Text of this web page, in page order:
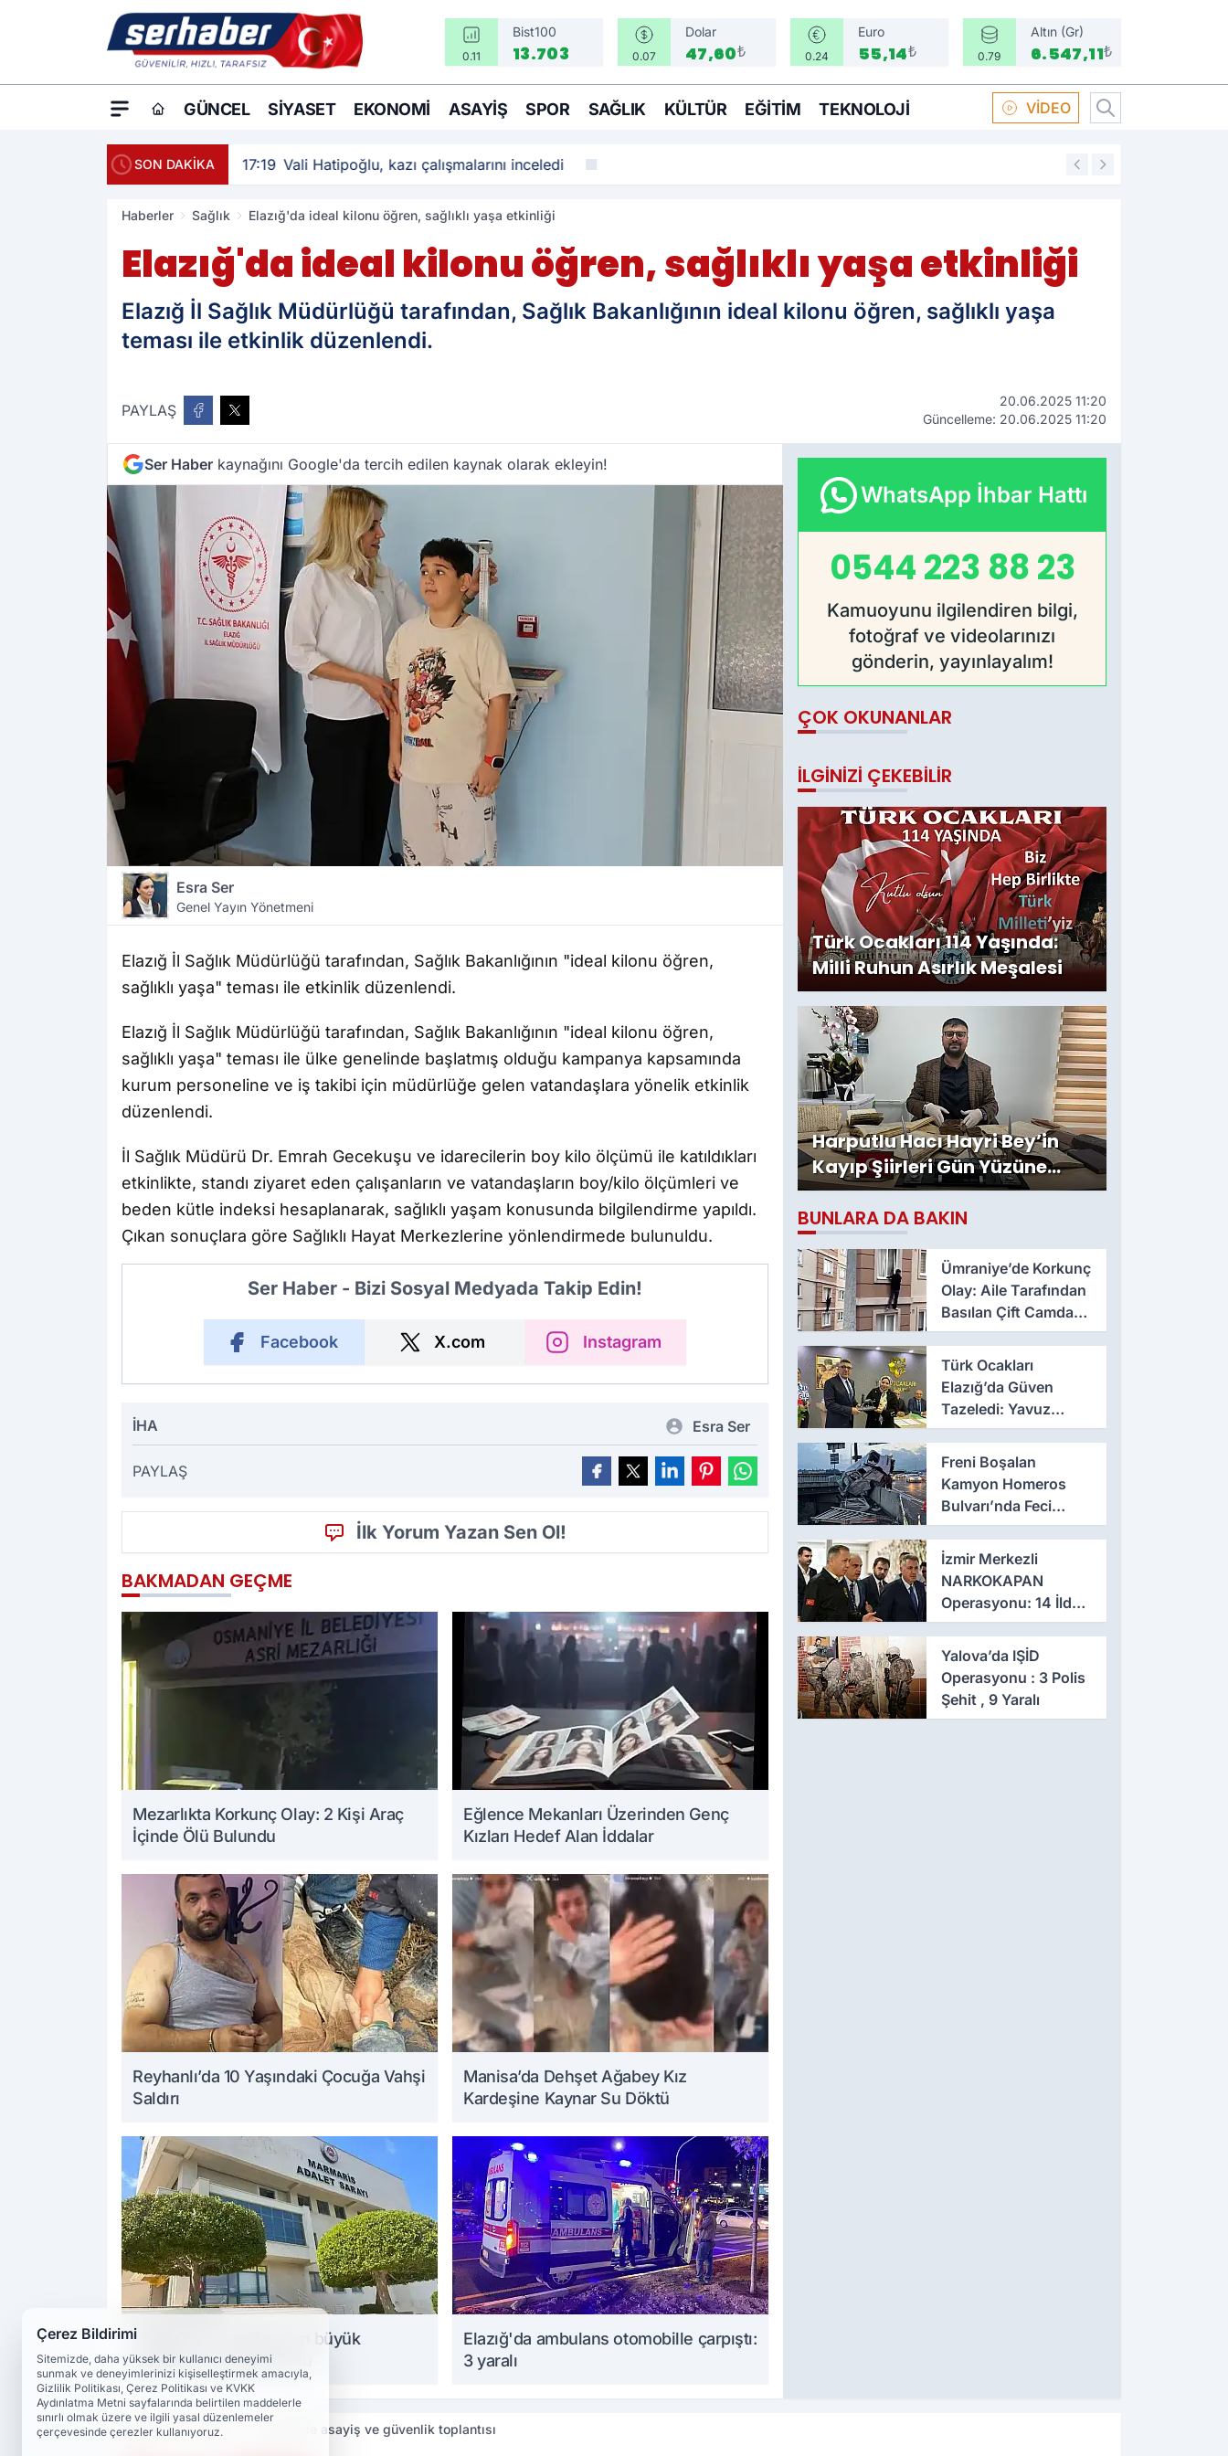
0.11
Bist100
13.703 0.07
Dolar
47,60₺ 0.24
Euro
55,14₺ 0.79
Altın (Gr)
6.547,11₺
GÜNCEL SIYASET EKONOMI ASAYIŞ SPOR SAĞLIK KÜLTÜR EĞITIM TEKNOLOJI VİDEO
SON DAKİKA 17:19 Vali Hatipoğlu, kazı çalışmalarını inceledi 16:58
Haberler Sağlık Elazığ'da ideal kilonu öğren, sağlıklı yaşa etkinliği
Elazığ'da ideal kilonu öğren, sağlıklı yaşa etkinliği
Elazığ İl Sağlık Müdürlüğü tarafından, Sağlık Bakanlığının ideal kilonu öğren, sağlıklı yaşa
teması ile etkinlik düzenlendi.
PAYLAŞ
20.06.2025 11:20
Güncelleme: 20.06.2025 11:20
Ser Haber kaynağını Google'da tercih edilen kaynak olarak ekleyin!
Esra Ser
Genel Yayın Yönetmeni
Elazığ İl Sağlık Müdürlüğü tarafından, Sağlık Bakanlığının "ideal kilonu öğren,
sağlıklı yaşa" teması ile etkinlik düzenlendi.
Elazığ İl Sağlık Müdürlüğü tarafından, Sağlık Bakanlığının "ideal kilonu öğren,
sağlıklı yaşa" teması ile ülke genelinde başlatmış olduğu kampanya kapsamında
kurum personeline ve iş takibi için müdürlüğe gelen vatandaşlara yönelik etkinlik
düzenlendi.
İl Sağlık Müdürü Dr. Emrah Gecekuşu ve idarecilerin boy kilo ölçümü ile katıldıkları
etkinlikte, standı ziyaret eden çalışanların ve vatandaşların boy/kilo ölçümleri ve
beden kütle indeksi hesaplanarak, sağlıklı yaşam konusunda bilgilendirme yapıldı.
Çıkan sonuçlara göre Sağlıklı Hayat Merkezlerine yönlendirmede bulunuldu.
Ser Haber - Bizi Sosyal Medyada Takip Edin!
Facebook X.com Instagram
İHA Esra Ser
PAYLAŞ
İlk Yorum Yazan Sen Ol!
BAKMADAN GEÇME
Mezarlıkta Korkunç Olay: 2 Kişi Araç
İçinde Ölü Bulundu
Eğlence Mekanları Üzerinden Genç
Kızları Hedef Alan İddalar
Reyhanlı’da 10 Yaşındaki Çocuğa Vahşi
Saldırı
Manisa’da Dehşet Ağabey Kız
Kardeşine Kaynar Su Döktü
Muğla’da son yılların en büyük
uyuşturucu operasyonu
Elazığ'da ambulans otomobille çarpıştı:
3 yaralı
WhatsApp İhbar Hattı
0544 223 88 23
Kamuoyunu ilgilendiren bilgi,
fotoğraf ve videolarınızı
gönderin, yayınlayalım!
ÇOK OKUNANLAR
İLGINIZI ÇEKEBILIR
Türk Ocakları 114 Yaşında:
Milli Ruhun Asırlık Meşalesi
Harputlu Hacı Hayri Bey’in
Kayıp Şiirleri Gün Yüzüne
Çıktı
BUNLARA DA BAKIN
Ümraniye’de Korkunç
Olay: Aile Tarafından
Basılan Çift Camdan
Atladı
Türk Ocakları
Elazığ’da Güven
Tazeledi: Yavuz
Haykır Yeniden
Başkan
Freni Boşalan
Kamyon Homeros
Bulvarı’nda Feci
Kazaya Neden Oldu
İzmir Merkezli
NARKOKAPAN
Operasyonu: 14 İlde
Eş Zamanlı Baskın,
641 Gözaltı
Yalova’da IŞİD
Operasyonu : 3 Polis
Şehit , 9 Yaralı
Haberler Tunceli Tunceli'de asayiş ve güvenlik toplantısı
Çerez Bildirimi
Sitemizde, daha yüksek bir kullanıcı deneyimi
sunmak ve deneyimlerinizi kişiselleştirmek amacıyla,
Gizlilik Politikası, Çerez Politikası ve KVKK
Aydınlatma Metni sayfalarında belirtilen maddelerle
sınırlı olmak üzere ve ilgili yasal düzenlemeler
çerçevesinde çerezler kullanıyoruz.